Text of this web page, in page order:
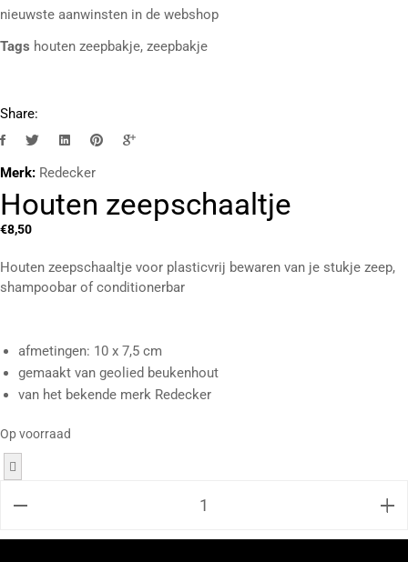
nieuwste aanwinsten in de webshop
Tags houten zeepbakje, zeepbakje
Share:
Merk: Redecker
Houten zeepschaaltje
€8,50
Houten zeepschaaltje voor plasticvrij bewaren van je stukje zeep,
shampoobar of conditionerbar
afmetingen: 10 x 7,5 cm
gemaakt van geolied beukenhout
van het bekende merk Redecker
Op voorraad